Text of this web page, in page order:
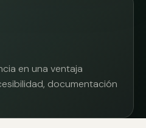
en una ventaja
documentación